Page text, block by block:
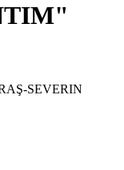
SEVERIN